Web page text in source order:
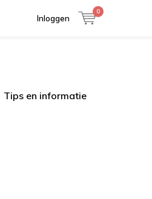
Inloggen
0
Tips en informatie